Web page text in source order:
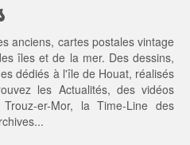
t :
5,
0
0 €.
anciens, cartes postales vintage
îles et de la mer. Des dessins,
dédiés à l'île de Houat, réalisés
les Actualités, des vidéos
Trouz-er-Mor, laTime-Line des